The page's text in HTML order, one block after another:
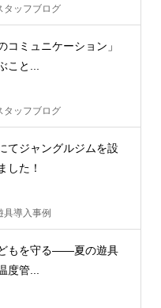
タッフブログ
コミュニケーション」
こと...
タッフブログ
てジャングルジムを設
した！
具導入事例
もを守る——夏の遊具
度管...